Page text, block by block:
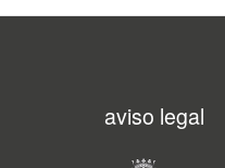
Menu
aviso legal